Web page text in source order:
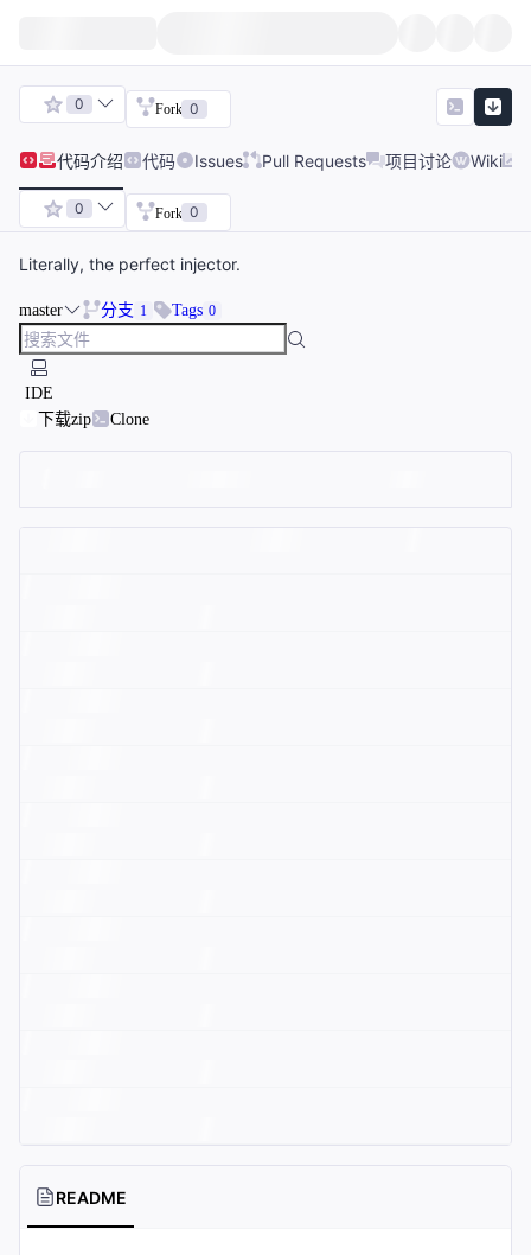
0 Fork 0
代码介绍 代码 Issues Pull Requests 项目讨论 Wiki
0 Fork 0
Literally, the perfect injector.
master 分支 1 Tags 0
IDE
下载zip
Clone
README